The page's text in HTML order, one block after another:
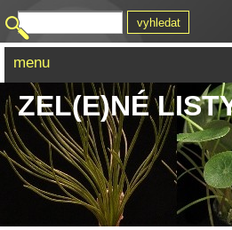
ZEL(E)NÉ
menu